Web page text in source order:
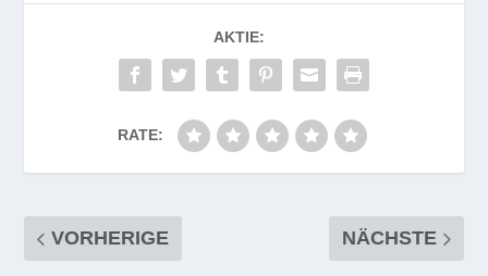
AKTIE:
RATE:
VORHERIGE NÄCHSTE